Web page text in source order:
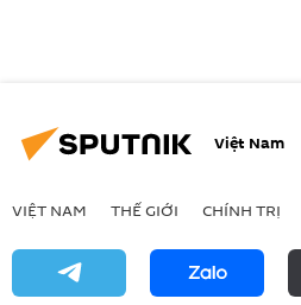
Việt Nam
VIỆT NAM THẾ GIỚI CHÍNH TRỊ